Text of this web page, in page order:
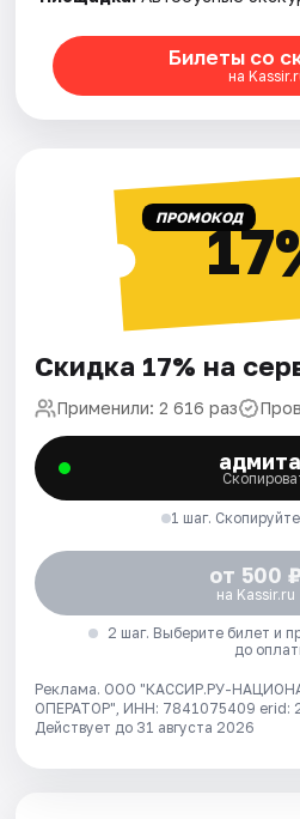
Билеты со
на
ПРОМОКОД
Скидка 17% на
Применили: 2 616 раз
1 шаг.
от 500
на Kassir.ru
2 шаг. Выберите билет и
до
Реклама. ООО "КАССИР.РУ-
ОПЕРАТОР", ИНН: 7841075409 erid:
Действует до 31 августа 2026